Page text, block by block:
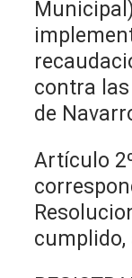
contra
de
Artículo
cumplido,